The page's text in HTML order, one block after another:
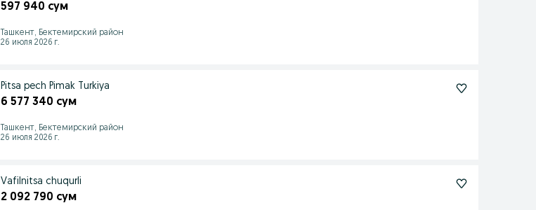
597 940 сум
Ташкент, Бектемирский район
26 июля 2026 г.
Pitsa pech Pimak Turkiya
6 577 340 сум
Ташкент, Бектемирский район
26 июля 2026 г.
Vafilnitsa chuqurli
2 092 790 сум